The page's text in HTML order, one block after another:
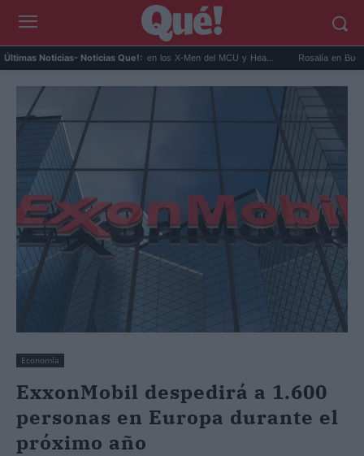
Últimas Noticias- Noticias Que!:
Kit Connor será Cíclope en los X-Men del MCU y Hea... Rosalía en Buenos
Economía
ExxonMobil despedirá a 1.600
personas en Europa durante el
próximo año